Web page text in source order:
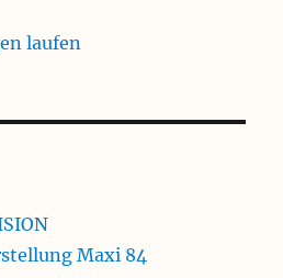
laufen
Maxi 84